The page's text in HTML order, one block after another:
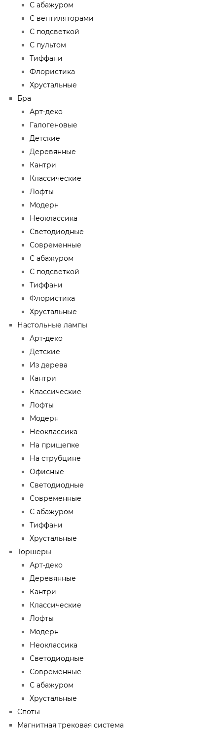
С абажуром
С вентиляторами
С подсветкой
С пультом
Тиффани
Флористика
Хрустальные
Бра
Арт-деко
Галогеновые
Детские
Деревянные
Кантри
Классические
Лофты
Модерн
Неоклассика
Светодиодные
Современные
С абажуром
С подсветкой
Тиффани
Флористика
Хрустальные
Настольные лампы
Арт-деко
Детские
Из дерева
Кантри
Классические
Лофты
Модерн
Неоклассика
На прищепке
На струбцине
Офисные
Светодиодные
Современные
С абажуром
Тиффани
Хрустальные
Торшеры
Арт-деко
Деревянные
Кантри
Классические
Лофты
Модерн
Неоклассика
Светодиодные
Современные
С абажуром
Хрустальные
Споты
Магнитная трековая система